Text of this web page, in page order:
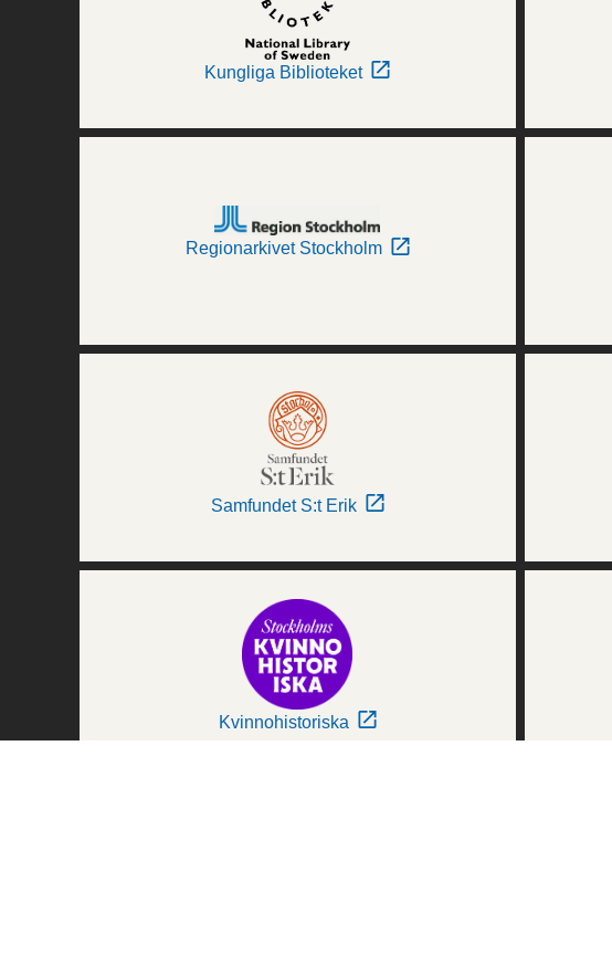
Kungliga Biblioteket
Regionarkivet Stockholm
Samfundet S:t Erik
Kvinnohistoriska